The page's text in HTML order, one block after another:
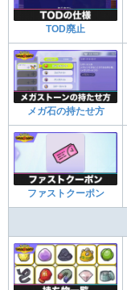
TOD廃止
メガ石の持たせ方
ファストクーポン